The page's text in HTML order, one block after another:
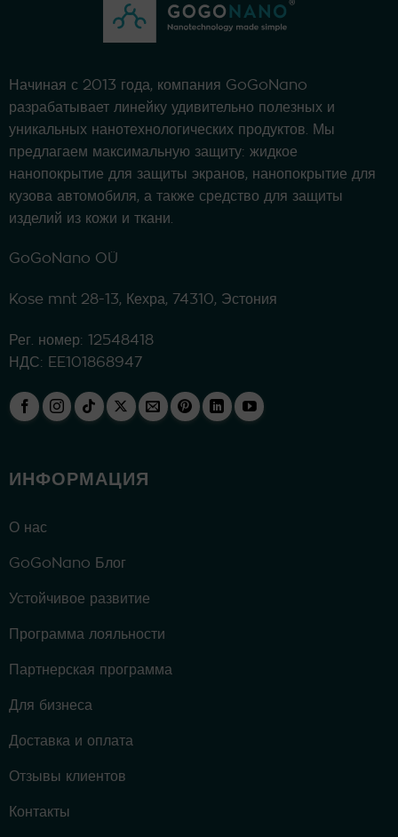
Начиная с 2013 года, компания GoGoNano
разрабатывает линейку удивительно полезных и
уникальных нанотехнологических продуктов. Мы
предлагаем максимальную защиту: жидкое
нанопокрытие для защиты экранов, нанопокрытие для
кузова автомобиля, а также средство для защиты
изделий из кожи и ткани.
GoGoNano OÜ
Kose mnt 28-13, Кехра, 74310, Эстония
Рег. номер: 12548418
НДС: EE101868947
ИНФОРМАЦИЯ
О нас
GoGoNano Блог
Устойчивое развитие
Программа лояльности
Партнерская программа
Для бизнеса
Доставка и оплата
Отзывы клиентов
Контакты